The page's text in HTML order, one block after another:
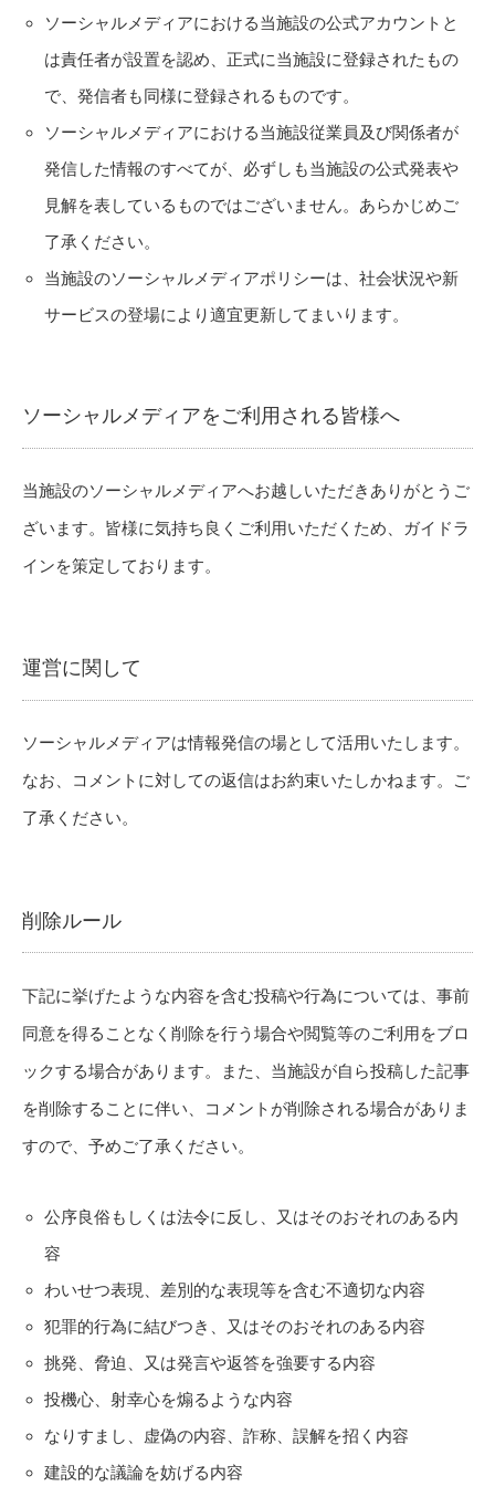
ソーシャルメディアにおける当施設の公式アカウントと
は責任者が設置を認め、正式に当施設に登録されたもの
で、発信者も同様に登録されるものです。
ソーシャルメディアにおける当施設従業員及び関係者が
発信した情報のすべてが、必ずしも当施設の公式発表や
見解を表しているものではございません。あらかじめご
了承ください。
当施設のソーシャルメディアポリシーは、社会状況や新
サービスの登場により適宜更新してまいります。
ソーシャルメディアをご利用される皆様へ
当施設のソーシャルメディアへお越しいただきありがとうご
ざいます。皆様に気持ち良くご利用いただくため、ガイドラ
インを策定しております。
運営に関して
ソーシャルメディアは情報発信の場として活用いたします。
なお、コメントに対しての返信はお約束いたしかねます。ご
了承ください。
削除ルール
下記に挙げたような内容を含む投稿や行為については、事前
同意を得ることなく削除を行う場合や閲覧等のご利用をブロ
ックする場合があります。また、当施設が自ら投稿した記事
を削除することに伴い、コメントが削除される場合がありま
すので、予めご了承ください。
公序良俗もしくは法令に反し、又はそのおそれのある内
容
わいせつ表現、差別的な表現等を含む不適切な内容
犯罪的行為に結びつき、又はそのおそれのある内容
挑発、脅迫、又は発言や返答を強要する内容
投機心、射幸心を煽るような内容
なりすまし、虚偽の内容、詐称、誤解を招く内容
建設的な議論を妨げる内容